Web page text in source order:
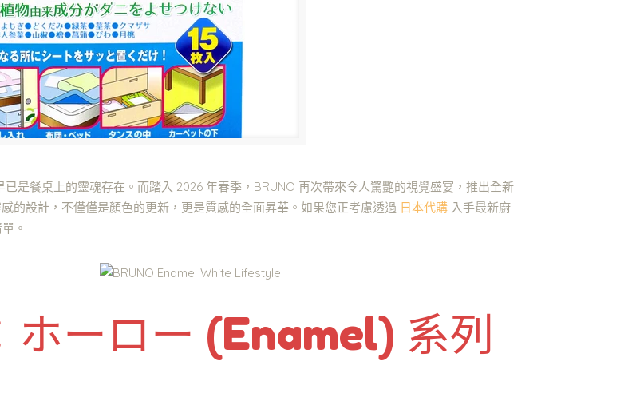
是餐桌上的靈魂存在。而踏入 2026 年春季，BRUNO 再次帶來令人驚艷的視覺盛宴，推出全新
的設計，不僅僅是顏色的更新，更是質感的全面昇華。如果您正考慮透過 日本代購入手最新廚
。
ーロー (Enamel) 系列